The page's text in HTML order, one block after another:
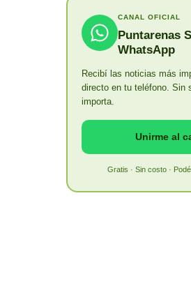
CANAL OFICIAL
Puntarenas
WhatsApp
Recibí las noticias más
directo en tu teléfono. Sin
importa.
Unirme al
Gratis · Sin costo ·